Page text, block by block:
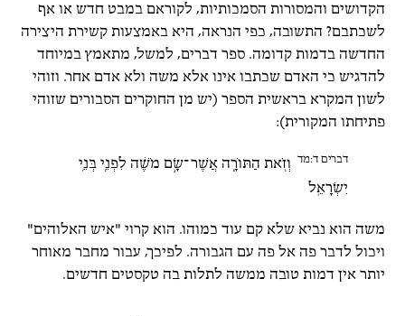
הקדושים והמסורות הסמכותיות, לקוראם במבט חדש או אף
לשכתבם? התשובה, כפי הנראה, היא באמצעות קשירת היצירה
החדשה בדמות קדומה. ספר דברים, למשל, מתאמץ במיוחד
להדגיש כי האדם שכתבו אינו אלא משה ולא אדם אחר. וזוהי
לשון המקרא בראשית הספר (יש מן החוקרים הסבורים שזוהי
פתיחתו המקורית):
דברים ד:מד וְזֹ֖את הַתּוֹרָ֑ה אֲשֶׁר־שָׂ֣ם מֹשֶׁ֔ה לִפְנֵ֖י בְּנֵ֥י
יִשְׂרָאֵֽל
משה הוא נביא שלא קם עוד כמוהו. הוא קרוי "איש האלוהים"
ויכול לדבר פה אל פה עם הגבורה. לפיכך, עבור מחבר מאוחר
יותר אין דמות טובה ממשה לתלות בה טקסטים חדשים.